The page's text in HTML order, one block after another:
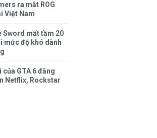
ra mắt ROG
Việt Nam
Sword mất tầm 20
mức độ khó dành
GTA 6 đăng
Netflix, Rockstar